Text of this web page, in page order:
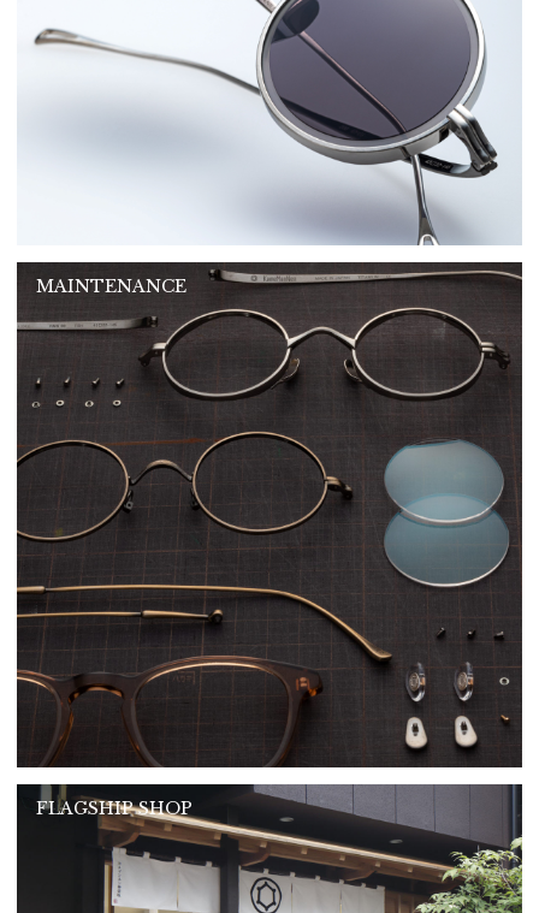
MAINTENANCE
FLAGSHIP SHOP